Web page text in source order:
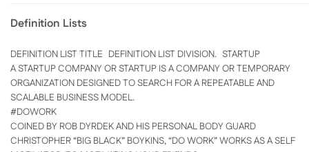
Definition Lists
DEFINITION LIST TITLE DEFINITION LIST DIVISION. STARTUP
A STARTUP COMPANY OR STARTUP IS A COMPANY OR TEMPORARY
ORGANIZATION DESIGNED TO SEARCH FOR A REPEATABLE AND
SCALABLE BUSINESS MODEL.
#DOWORK
COINED BY ROB DYRDEK AND HIS PERSONAL BODY GUARD
CHRISTOPHER “BIG BLACK” BOYKINS, “DO WORK” WORKS AS A SELF